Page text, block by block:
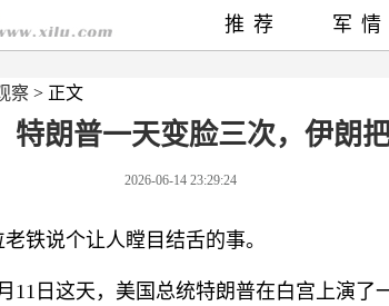
察 > 正文
特朗普一天变脸三次，伊朗
2026-06-14 23:29:24
铁说个让人瞠目结舌的事。
11日这天，美国总统特朗普在白宫上演
推荐 军情